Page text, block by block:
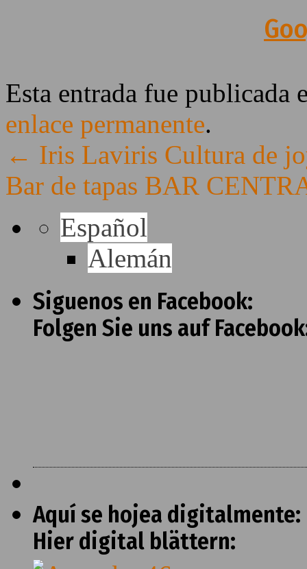
Esta entrada fue publicada
enlace permanente.
← Iris Laviris Cultura de
Bar de tapas BAR
Español
Alemán
Siguenos en Facebook:
Folgen Sie uns auf
Aquí se hojea digitalmente:
Hier digital blättern: